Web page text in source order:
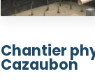
Chantier
Cazaubon